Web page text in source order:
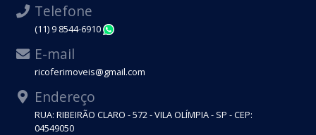
Telefone
(11) 9 8544-6910
E-mail
ricoferimoveis@gmail.com
Endereço
RUA: RIBEIRÃO CLARO - 572 - VILA OLÍMPIA - SP - CEP:
04549050